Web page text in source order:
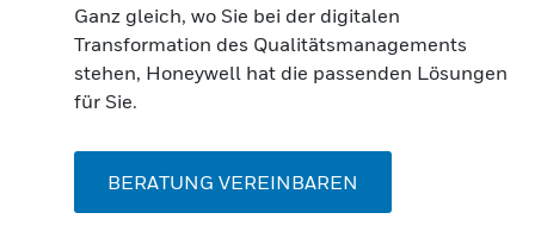
Ganz gleich, wo Sie bei der digitalen
Transformation des Qualitätsmanagements
stehen, Honeywell hat die passenden Lösungen
für Sie.
BERATUNG VEREINBAREN